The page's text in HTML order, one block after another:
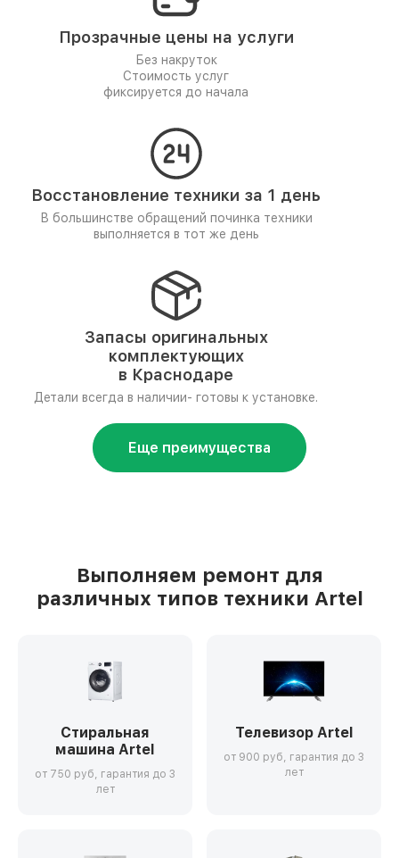
Прозрачные цены на услуги
Без накруток
Стоимость услуг
фиксируется до начала
Восстановление техники за 1 день
В большинстве обращений починка техники
выполняется в тот же день
Запасы оригинальных
комплектующих
в Краснодаре
Детали всегда в наличии- готовы к установке.
Еще преимущества
Выполняем ремонт для
различных типов техники Artel
Стиральная
машина Artel
от 750 руб, гарантия до 3
лет
Телевизор Artel
от 900 руб, гарантия до 3
лет